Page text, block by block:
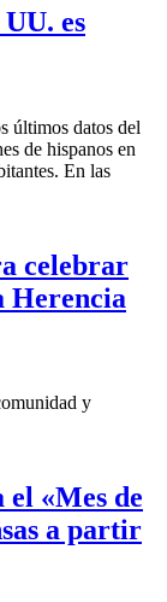
es
últimos datos del
de hispanos en
En las
celebrar
Herencia
y
«Mes de
a partir